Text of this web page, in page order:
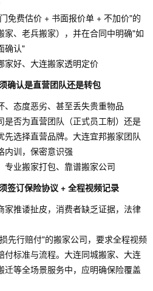
免费估价 + 书面报价单 + 不加价"的
家、老兵搬家），并在合同中明确"如
确认"
家好、大连搬家透明定价
认是直营团队还是转包
、态度恶劣、甚至丢失贵重物品
是否为直营团队（正式员工制）还是
先选择直营品牌。大连宜邦搬家团队
内训，保密意识强
专业搬家打包、靠谱搬家公司
订保险协议 + 全程视频记录
家推诿扯皮，消费者缺乏证据，法律
先行赔付"的搬家公司，要求全程视频
付标准与流程。大连同城搬家、大连
迁等全场景服务中，应明确保险覆盖